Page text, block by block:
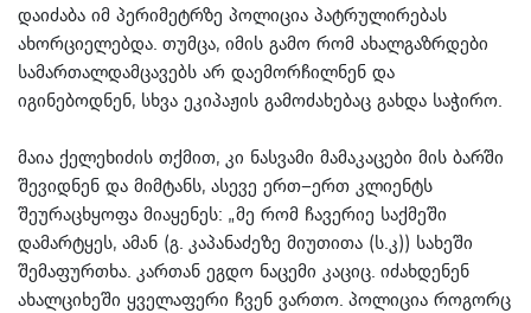
დაიძაბა იმ პერიმეტრზე პოლიცია პატრულირებას
ახორციელებდა. თუმცა, იმის გამო რომ ახალგაზრდები
სამართალდამცავებს არ დაემორჩილნენ და
იგინებოდნენ, სხვა ეკიპაჟის გამოძახებაც გახდა საჭირო.
მაია ქელეხიძის თქმით, კი ნასვამი მამაკაცები მის ბარში
შევიდნენ და მიმტანს, ასევე ერთ–ერთ კლიენტს
შეურაცხყოფა მიაყენეს: „მე რომ ჩავერიე საქმეში
დამარტყეს, ამან (გ. კაპანაძეზე მიუთითა (ს.კ)) სახეში
შემაფურთხა. კართან ეგდო ნაცემი კაციც. იძახდენენ
ახალციხეში ყველაფერი ჩვენ ვართო. პოლიცია როგორც